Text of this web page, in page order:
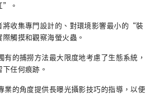
”。
將收集專門設計的、對環境影響最小的“裝
觸摸和觀察海螢火蟲。
有的捕撈方法最大限度地考慮了生態系統，
任何痕跡。
業的角度提供長曝光攝影技巧的指導，以便